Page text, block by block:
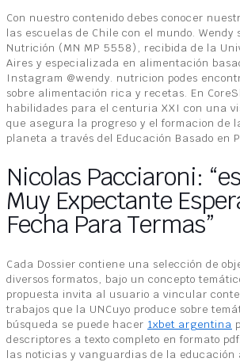
Con nuestro contenido debes conocer
las escuelas de Chile con el mundo.
Nutrición (MN MP 5558), recibida de la
Aires y especializada en alimentación
Instagram @wendy. nutricion podes
sobre alimentación rica y recetas. En
habilidades para el centuria XXI con una
que asegura la progreso y el formacion de
planeta a través del Educación Basado en
Nicolas Pacciaroni:
Muy Expectante
Fecha Para Termas”
Cada Dossier contiene una selección de
diversos formatos, bajo un concepto
propuesta invita al usuario a vincular
trabajos que la UNCuyo produce sobre
búsqueda se puede hacer 1xbet argentina
descriptores a texto completo en formato
las noticias y vanguardias de la educación